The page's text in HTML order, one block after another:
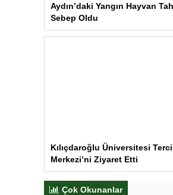
Aydın’daki Yangın Hayvan
Sebep Oldu
Kılıçdaroğlu Üniversitesi
Merkezi’ni Ziyaret Etti
Çok Okunanlar